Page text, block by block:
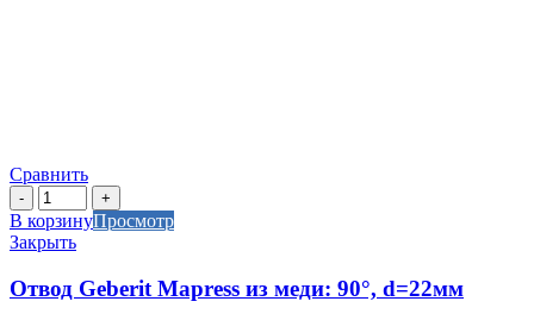
Сравнить
Количество
товара
Отвод
Geberit
Mapress
из
В корзинуПросмотр
Закрыть
Отвод Geberit Mapress из меди: 90°, d=22мм